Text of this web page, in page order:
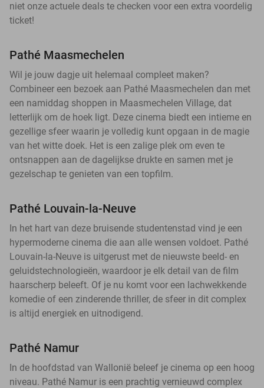
niet onze actuele deals te checken voor een extra voordelig
ticket!
Pathé Maasmechelen
Wil je jouw dagje uit helemaal compleet maken?
Combineer een bezoek aan Pathé Maasmechelen dan met
een namiddag shoppen in Maasmechelen Village, dat
letterlijk om de hoek ligt. Deze cinema biedt een intieme en
gezellige sfeer waarin je volledig kunt opgaan in de magie
van het witte doek. Het is een zalige plek om even te
ontsnappen aan de dagelijkse drukte en samen met je
gezelschap te genieten van een topfilm.
Pathé Louvain-la-Neuve
In het hart van deze bruisende studentenstad vind je een
hypermoderne cinema die aan alle wensen voldoet. Pathé
Louvain-la-Neuve is uitgerust met de nieuwste beeld- en
geluidstechnologieën, waardoor je elk detail van de film
haarscherp beleeft. Of je nu komt voor een lachwekkende
komedie of een zinderende thriller, de sfeer in dit complex
is altijd energiek en uitnodigend.
Pathé Namur
In de hoofdstad van Wallonië beleef je cinema op een hoog
niveau. Pathé Namur is een prachtig vernieuwd complex